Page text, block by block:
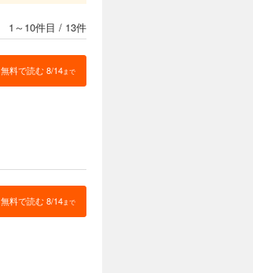
1～10件目 / 13件
無料で読む 8/14まで
無料で読む 8/14まで